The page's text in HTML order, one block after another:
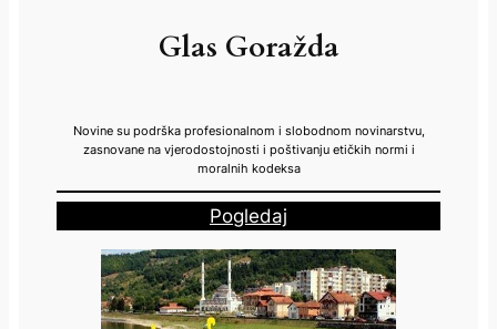
Glas Goražda
Novine su podrška profesionalnom i slobodnom novinarstvu,
zasnovane na vjerodostojnosti i poštivanju etičkih normi i
moralnih kodeksa
Pogledaj